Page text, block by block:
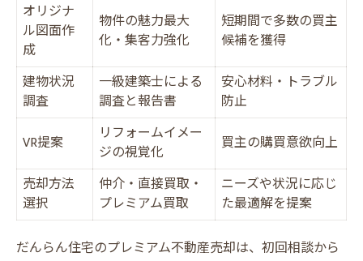
オリジナ
ル図面作
成
物件の魅力最大
化・集客力強化
短期間で多数の買主
候補を獲得
建物状況
調査
一級建築士による
調査と報告書
安心材料・トラブル
防止
VR提案
リフォームイメー
ジの視覚化
買主の購買意欲向上
売却方法
選択
仲介・直接買取・
プレミアム買取
ニーズや状況に応じ
た最適解を提案
だんらん住宅のプレミアム不動産売却は、初回相談から